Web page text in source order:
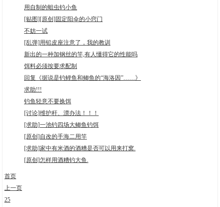
用自制的蛆虫钓小鱼
[贴图][原创]固定阳伞的小窍门
不妨一试
[乱弹]用铅皮座注意了，我的教训
新出的一种加钢丝的竿,有人懂得它的性能吗
饵料必须按要求配制
回复《据说是钓鲤鱼和鲫鱼的“海洛因”……》
求助!!!
钓鱼轻意不要换饵
[讨论]维护杆、漂办法！！！
[求助]一池钓四场大鲫鱼钓饵
[原创]自改的手海二用竿
[求助]家中有米酒的酒糟是否可以用来打窝.
[原创]怎样用酒糟钓大鱼.
首页
上一页
25